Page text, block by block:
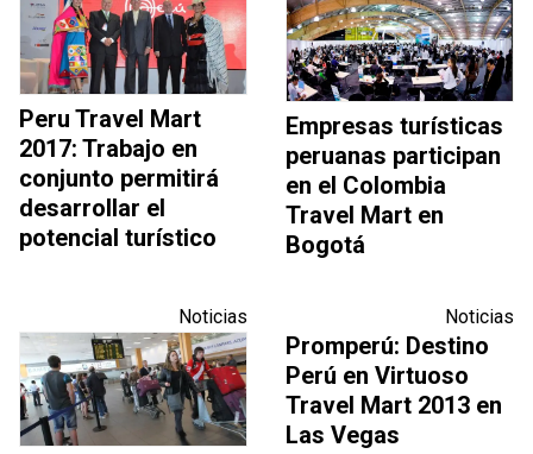
Peru Travel Mart
2017: Trabajo en
conjunto permitirá
desarrollar el
potencial turístico
Empresas turísticas
peruanas participan
en el Colombia
Travel Mart en
Bogotá
Noticias Noticias
Promperú: Destino
Perú en Virtuoso
Travel Mart 2013 en
Las Vegas